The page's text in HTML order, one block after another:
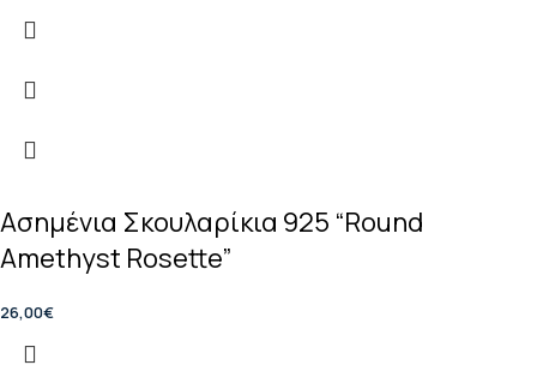
Ασημένια Σκουλαρίκια 925 “Round
Amethyst Rosette”
26,00€